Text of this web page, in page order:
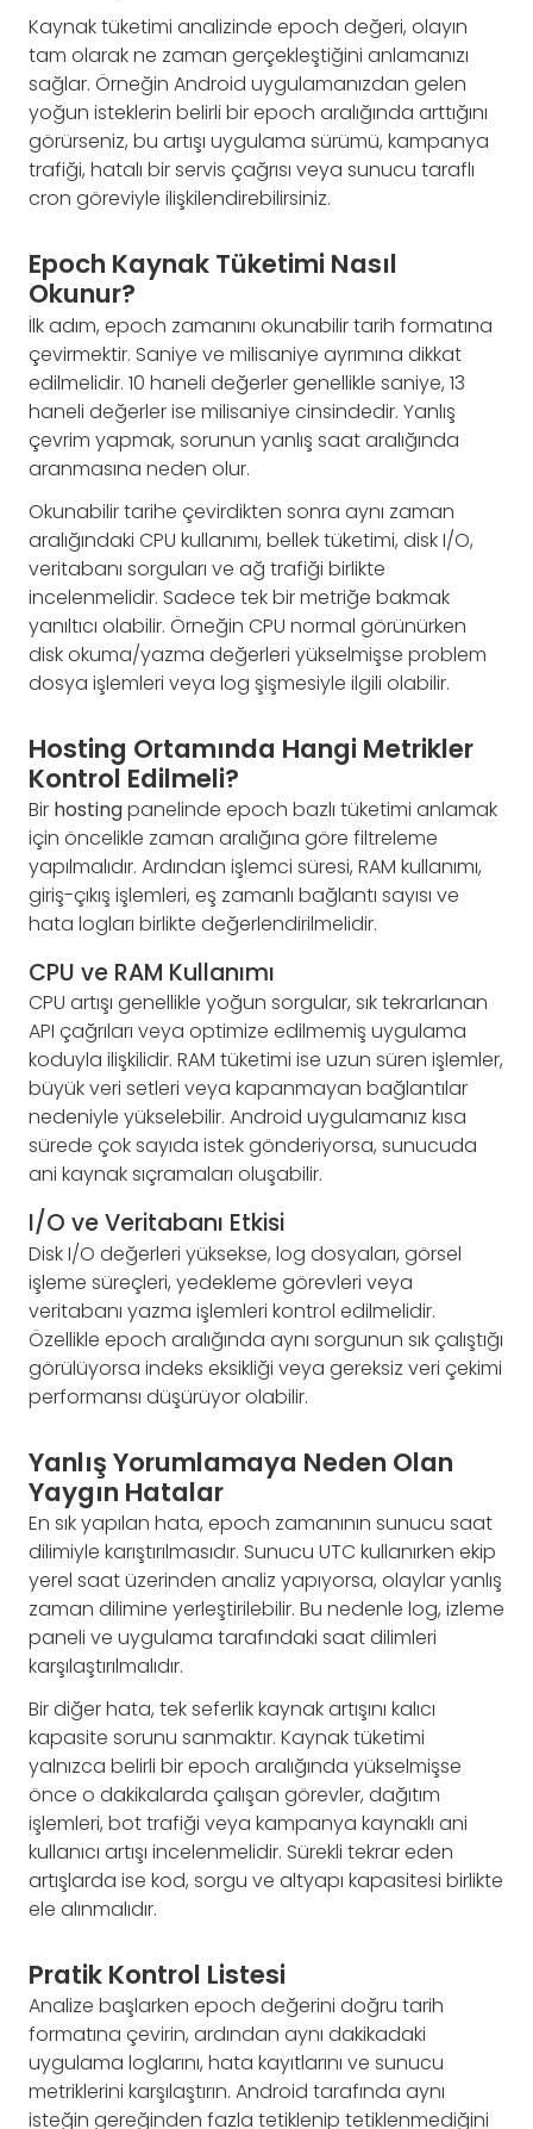
Kaynak tüketimi analizinde epoch değeri, olayın
tam olarak ne zaman gerçekleştiğini anlamanızı
sağlar. Örneğin Android uygulamanızdan gelen
yoğun isteklerin belirli bir epoch aralığında arttığını
görürseniz, bu artışı uygulama sürümü, kampanya
trafiği, hatalı bir servis çağrısı veya sunucu taraflı
cron göreviyle ilişkilendirebilirsiniz.
Epoch Kaynak Tüketimi Nasıl
Okunur?
İlk adım, epoch zamanını okunabilir tarih formatına
çevirmektir. Saniye ve milisaniye ayrımına dikkat
edilmelidir. 10 haneli değerler genellikle saniye, 13
haneli değerler ise milisaniye cinsindedir. Yanlış
çevrim yapmak, sorunun yanlış saat aralığında
aranmasına neden olur.
Okunabilir tarihe çevirdikten sonra aynı zaman
aralığındaki CPU kullanımı, bellek tüketimi, disk I/O,
veritabanı sorguları ve ağ trafiği birlikte
incelenmelidir. Sadece tek bir metriğe bakmak
yanıltıcı olabilir. Örneğin CPU normal görünürken
disk okuma/yazma değerleri yükselmişse problem
dosya işlemleri veya log şişmesiyle ilgili olabilir.
Hosting Ortamında Hangi Metrikler
Kontrol Edilmeli?
Bir hostingpanelinde epoch bazlı tüketimi anlamak
için öncelikle zaman aralığına göre filtreleme
yapılmalıdır. Ardından işlemci süresi, RAM kullanımı,
giriş-çıkış işlemleri, eş zamanlı bağlantı sayısı ve
hata logları birlikte değerlendirilmelidir.
CPU ve RAM Kullanımı
CPU artışı genellikle yoğun sorgular, sık tekrarlanan
API çağrıları veya optimize edilmemiş uygulama
koduyla ilişkilidir. RAM tüketimi ise uzun süren işlemler,
büyük veri setleri veya kapanmayan bağlantılar
nedeniyle yükselebilir. Android uygulamanız kısa
sürede çok sayıda istek gönderiyorsa, sunucuda
ani kaynak sıçramaları oluşabilir.
I/O ve Veritabanı Etkisi
Disk I/O değerleri yüksekse, log dosyaları, görsel
işleme süreçleri, yedekleme görevleri veya
veritabanı yazma işlemleri kontrol edilmelidir.
Özellikle epoch aralığında aynı sorgunun sık çalıştığı
görülüyorsa indeks eksikliği veya gereksiz veri çekimi
performansı düşürüyor olabilir.
Yanlış Yorumlamaya Neden Olan
Yaygın Hatalar
En sık yapılan hata, epoch zamanının sunucu saat
dilimiyle karıştırılmasıdır. Sunucu UTC kullanırken ekip
yerel saat üzerinden analiz yapıyorsa, olaylar yanlış
zaman dilimine yerleştirilebilir. Bu nedenle log, izleme
paneli ve uygulama tarafındaki saat dilimleri
karşılaştırılmalıdır.
Bir diğer hata, tek seferlik kaynak artışını kalıcı
kapasite sorunu sanmaktır. Kaynak tüketimi
yalnızca belirli bir epoch aralığında yükselmişse
önce o dakikalarda çalışan görevler, dağıtım
işlemleri, bot trafiği veya kampanya kaynaklı ani
kullanıcı artışı incelenmelidir. Sürekli tekrar eden
artışlarda ise kod, sorgu ve altyapı kapasitesi birlikte
ele alınmalıdır.
Pratik Kontrol Listesi
Analize başlarken epoch değerini doğru tarih
formatına çevirin, ardından aynı dakikadaki
uygulama loglarını, hata kayıtlarını ve sunucu
metriklerini karşılaştırın. Android tarafında aynı
isteğin gereğinden fazla tetiklenip tetiklenmediğini